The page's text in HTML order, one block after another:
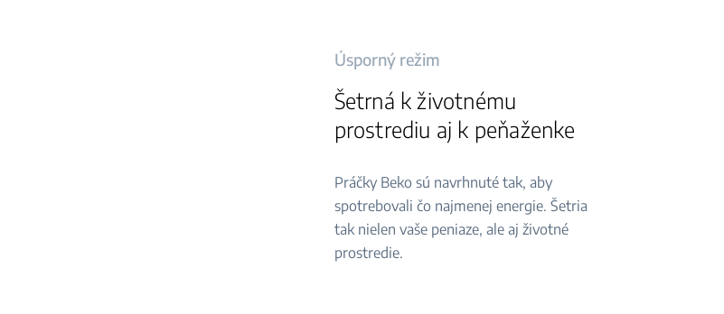
Úsporný režim
Šetrná k životnému
prostrediu aj k peňaženke
Práčky Beko sú navrhnuté tak, aby
spotrebovali čo najmenej energie. Šetria
tak nielen vaše peniaze, ale aj životné
prostredie.